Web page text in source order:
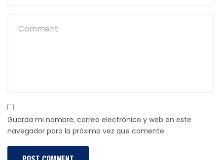
Guarda mi nombre, correo electrónico y web en este
navegador para la próxima vez que comente.